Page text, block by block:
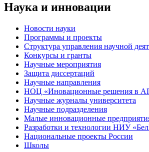
Наука и инновации
Новости науки
Программы и проекты
Структура управления научной
Конкурсы и гранты
Научные мероприятия
Защита диссертаций
Научные направления
НОЦ «Иновационные решения в
Научные журналы университета
Научные подразделения
Малые инновационные
Разработки и технологии НИУ
Национальные проекты России
Школы